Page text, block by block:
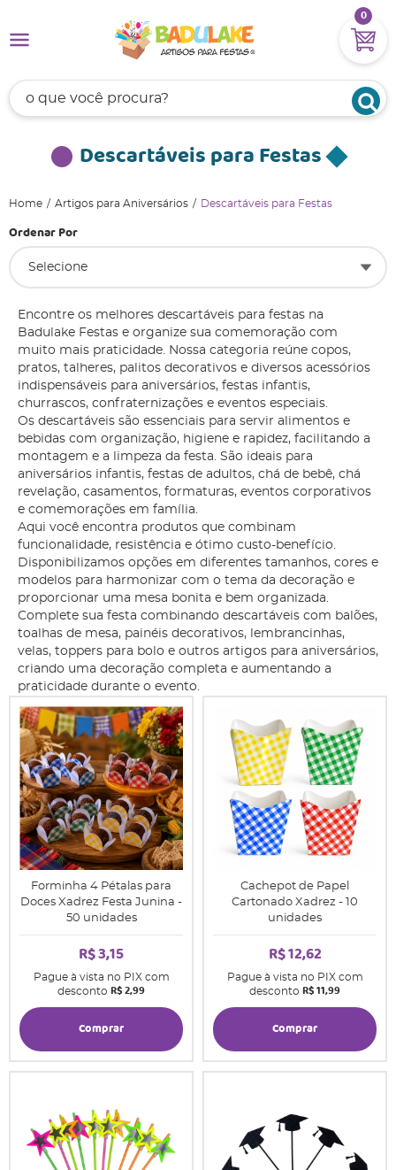
0
Descartáveis para Festas
Home Artigos para Aniversários Descartáveis para Festas
Ordenar Por
Selecione
Encontre os melhores descartáveis para festas na
Badulake Festas e organize sua comemoração com
muito mais praticidade. Nossa categoria reúne copos,
pratos, talheres, palitos decorativos e diversos acessórios
indispensáveis para aniversários, festas infantis,
churrascos, confraternizações e eventos especiais.
Os descartáveis são essenciais para servir alimentos e
bebidas com organização, higiene e rapidez, facilitando a
montagem e a limpeza da festa. São ideais para
aniversários infantis, festas de adultos, chá de bebê, chá
revelação, casamentos, formaturas, eventos corporativos
e comemorações em família.
Aqui você encontra produtos que combinam
funcionalidade, resistência e ótimo custo-benefício.
Disponibilizamos opções em diferentes tamanhos, cores e
modelos para harmonizar com o tema da decoração e
proporcionar uma mesa bonita e bem organizada.
Complete sua festa combinando descartáveis com balões,
toalhas de mesa, painéis decorativos, lembrancinhas,
velas, toppers para bolo e outros artigos para aniversários,
criando uma decoração completa e aumentando a
praticidade durante o evento.
Forminha 4 Pétalas para
Doces Xadrez Festa Junina -
50 unidades
R$ 3,15
Pague à vista no PIX com
desconto R$ 2,99
Comprar
Cachepot de Papel
Cartonado Xadrez - 10
unidades
R$ 12,62
Pague à vista no PIX com
desconto R$ 11,99
Comprar